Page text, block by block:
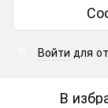
Войти для
В